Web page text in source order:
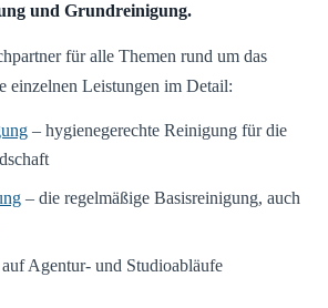
und Grundreinigung.
für alle Themen rund um das
einzelnen Leistungen im Detail:
– hygienegerechte Reinigung für die
– die regelmäßige Basisreinigung, auch
Agentur- und Studioabläufe